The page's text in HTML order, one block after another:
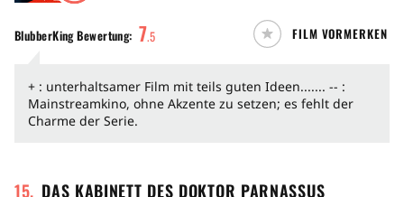
BlubberKingBewertung: 7.5 FILM VORMERKEN
+ : unterhaltsamer Film mit teils guten Ideen....... -- :
Mainstreamkino, ohne Akzente zu setzen; es fehlt der
Charme der Serie.
15. DAS KABINETT DES DOKTOR PARNASSUS